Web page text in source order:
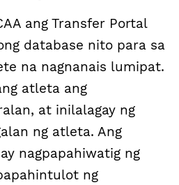
ang Transfer Portal
database nito para sa
na nagnanais lumipat.
atleta ang
at inilalagay ng
ng atleta. Ang
nagpapahiwatig ng
ng